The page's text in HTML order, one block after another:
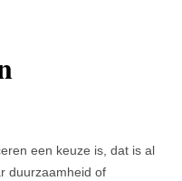
een keuze is, dat is al
duurzaamheid of